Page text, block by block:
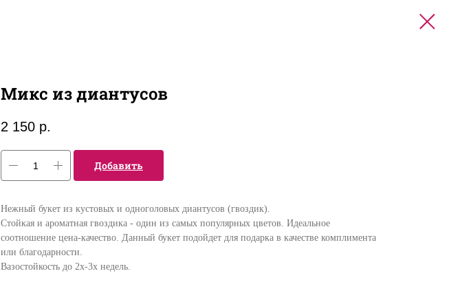
Микс из диантусов
2 150 р.
Добавить
Нежный букет из кустовых и одноголовых диантусов (гвоздик).
Стойкая и ароматная гвоздика - один из самых популярных цветов. Идеальное
соотношение цена-качество. Данный букет подойдет для подарка в качестве комплимента
или благодарности.
Вазостойкость до 2х-3х недель.